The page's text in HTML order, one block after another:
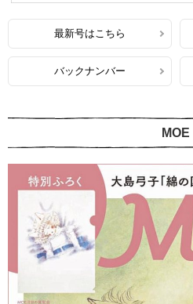
最新号はこちら
バックナンバー
MOE